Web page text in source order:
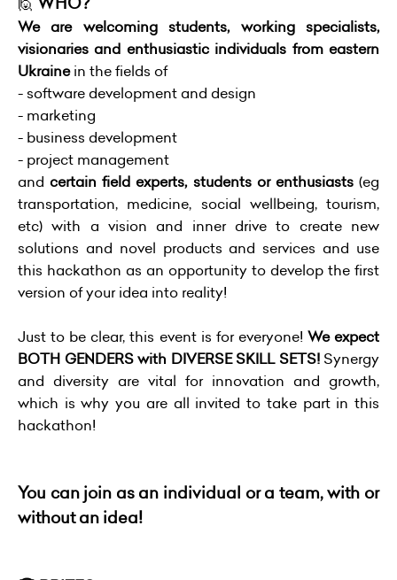
We are welcoming students, working specialists,
visionaries and enthusiastic individuals from eastern
Ukrainein the fields of
- software development and design
- marketing
- business development
- project management
andcertain field experts, students or enthusiasts(eg
transportation, medicine, social wellbeing, tourism,
etc) with a vision and inner drive to create new
solutions and novel products and services and use
this hackathon as an opportunity to develop the first
version of your idea into reality!
Just to be clear, this event is for everyone! We expect
BOTH GENDERS with DIVERSE SKILL SETS!Synergy
and diversity are vital for innovation and growth,
which is why you are all invited to take part in this
hackathon!
You can join as an individual or a team, with or
without an idea!